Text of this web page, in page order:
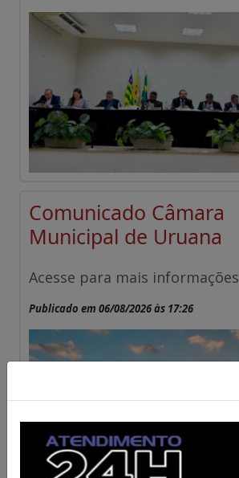
Comunicado Câmara
Municipal de Uruana
Acesse para mais informações
Publicado em 06/08/2026 às 17:26